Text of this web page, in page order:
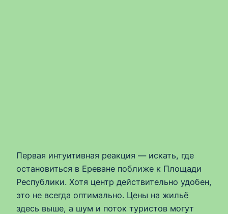
Первая интуитивная реакция — искать, где
остановиться в Ереване поближе к Площади
Республики. Хотя центр действительно удобен,
это не всегда оптимально. Цены на жильё
здесь выше, а шум и поток туристов могут